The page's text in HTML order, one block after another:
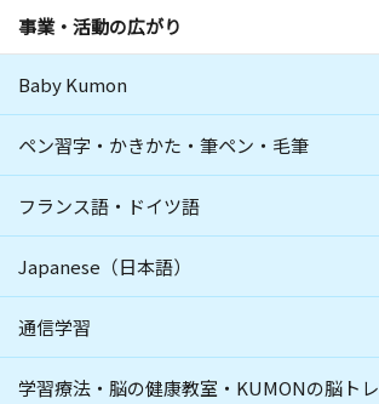
事業・活動の広がり
Baby Kumon
ペン習字・かきかた・筆ペン・毛筆
フランス語・ドイツ語
Japanese（日本語）
通信学習
学習療法・脳の健康教室・KUMONの脳トレ